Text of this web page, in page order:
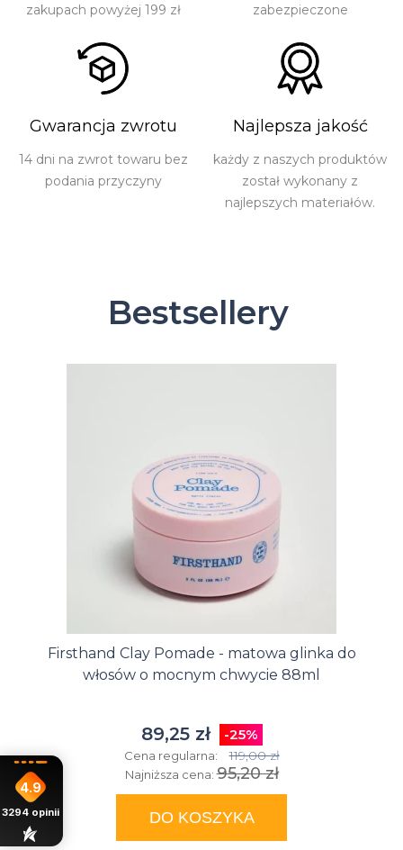
zakupach powyżej 199 zł
zabezpieczone
Gwarancja zwrotu
14 dni na zwrot towaru bez
podania przyczyny
Najlepsza jakość
każdy z naszych produktów
został wykonany z
najlepszych materiałów.
Bestsellery
Firsthand Clay Pomade - matowa glinka do
włosów o mocnym chwycie 88ml
89,25 zł -25%
Cena regularna: 119,00 zł
Najniższa cena:95,20 zł
DO KOSZYKA
4.9
3294 opinii